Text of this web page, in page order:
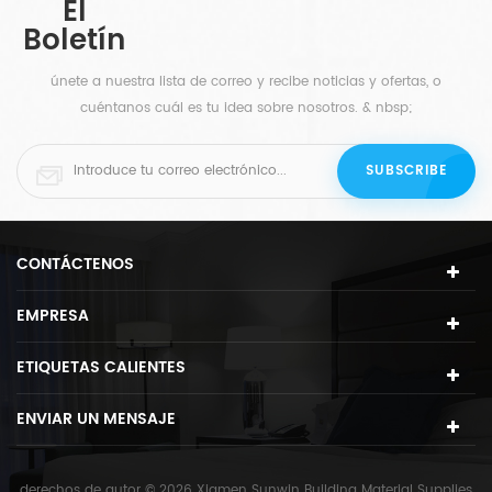
estar, mesa de centro, oficina, mesa de comedor,
El
Boletín
únete a nuestra lista de correo y recibe noticias y ofertas, o
cuéntanos cuál es tu idea sobre nosotros. & nbsp;
CONTÁCTENOS
EMPRESA
ETIQUETAS CALIENTES
ENVIAR UN MENSAJE